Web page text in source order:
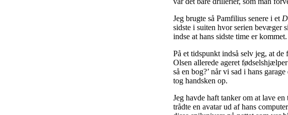
Jeg brugte så Pamfilius senere i et
sidste i suiten hvor serien bevæger
indse at hans sidste time er
På et tidspunkt indså selv jeg, at
Olsen allerede ageret
så en bog?’ når vi sad i hans
tog handsken op.
Jeg havde haft tanker om at lave
trådte en avatar ud af hans